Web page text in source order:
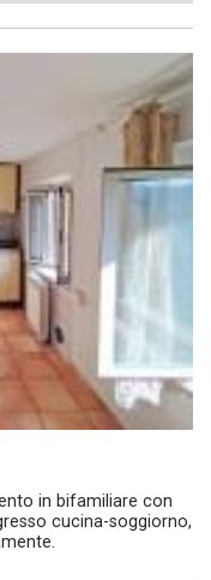
in bifamiliare con
cucina-soggiorno,